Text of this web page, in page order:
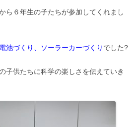
ら６年生の子たちが参加してくれまし
池づくり、ソーラーカーづくり でした?
子供たちに科学の楽しさを伝えていき